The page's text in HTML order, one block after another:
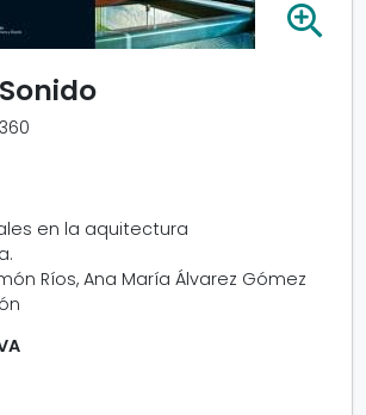
en la aquitectura
Ríos, Ana María Álvarez Gómez